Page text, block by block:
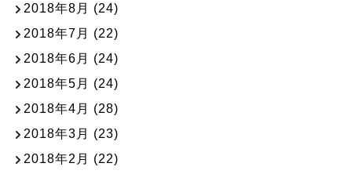
2018年8月 (24)
2018年7月 (22)
2018年6月 (24)
2018年5月 (24)
2018年4月 (28)
2018年3月 (23)
2018年2月 (22)